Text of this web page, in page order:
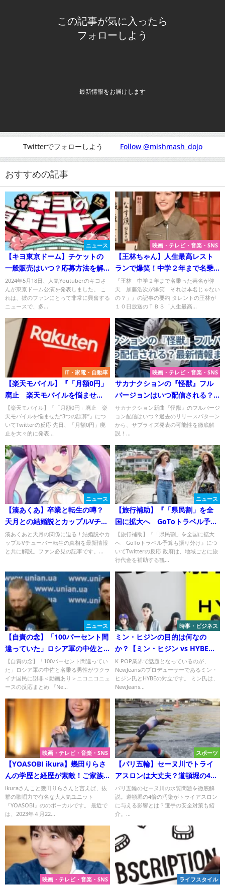
この記事が気に入ったら
フォローしよう
最新情報をお届けします
Twitterでフォローしよう Follow @mishmash_dojo
おすすめの記事
ニュース
【キヨ東京ドーム】チケットの
一般販売はいつ？応募方法を解
説！倍率は？
2024年5月18日、人気Youtuberのキヨさ
んが東京ドーム公演を発表しました。 こ
れは、彼のファンにとって非常に興奮する
ニュースで、多...
映画・テレビ・音楽・SNS
【王林ちゃん】人生最高レスト
ランで爆笑！中学２年まで名乗
った芸名が仰天・・について
Twitterの反応
『王林 中学２年まで名乗った芸名が仰
天 加藤浩次が爆笑「それは本名じゃない
の？」』の記事の要約 タレントの王林が
１０日放送のＴＢＳ「人生最高...
IT・家電・自動車
【楽天モバイル】『「月額0円」
廃止 楽天モバイルを悩ませ
た“3つの誤算”』について
Twitterの反応
【楽天モバイル】『「月額0円」廃止 楽
天モバイルを悩ませた“3つの誤算”』につ
いてTwitterの反応 先日、「月額0円」廃
止を大々的に発表...
映画・テレビ・音楽・SNS
サカナクションの『怪獣』フル
バージョンはいつ配信される？
最新情報まとめ！
サカナクション新曲『怪獣』のフルバージ
ョン配信はいつ？過去のリリースパターン
から、サプライズ発表の可能性を徹底解
説！...
ニュース
【湊あくあ】卒業と転生の噂？
天月との結婚説とカップルVチュ
ーバーへ？
湊あくあと天月の関係に迫る！結婚説やカ
ップルVチューバー転生の真相を最新情報
と共に解説。ファン必見の記事です。...
ニュース
【旅行補助】『「県民割」を全
国に拡大へ GoToトラベル予算
も振り分け』についてTwitterの
反応
【旅行補助】『「県民割」を全国に拡大
へ GoToトラベル予算も振り分け』につ
いてTwitterの反応 政府は、地域ごとに旅
行代金を補助する観...
ニュース
【自責の念】「100パーセント間
違っていた」ロシア軍の中佐と
名乗る男性がウクライナ国民に
謝罪＜動画あり＞
【自責の念】「100パーセント間違ってい
た」ロシア軍の中佐と名乗る男性がウクラ
イナ国民に謝罪＜動画あり＞ニコニコニュ
ースの反応まとめ 『Ne...
時事・ビジネス
ミン・ヒジンの目的は何なの
か？【ミン・ヒジン vs HYBE】
NewJeansとADORの未来を巡る
対立！
K-POP業界で話題となっているのが、
NewJeansのプロデューサーであるミン・
ヒジン氏とHYBEの対立です。 ミン氏は、
NewJeans...
映画・テレビ・音楽・SNS
【YOASOBI ikura】幾田りらさ
んの学歴と経歴が素敵！ご家族
についても紹介！
ikuraさんこと幾田りらさんと言えば、抜
群の歌唱力で有名な大人気ユニット
『YOASOBI』ののボーカルです。 最近で
は、2023年４月22...
スポーツ
【パリ五輪】セーヌ川でトライ
アスロンは大丈夫？道頓堀の4倍
の汚染問題を徹底解説！
パリ五輪のセーヌ川の水質問題を徹底解
説。道頓堀の4倍の汚染がトライアスロン
に与える影響とは？選手の安全対策も紹
介。...
映画・テレビ・音楽・SNS ライフスタイル